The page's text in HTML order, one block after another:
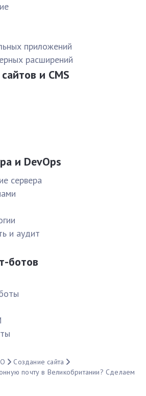
приложений
расширений
и CMS
и DevOps
сервера
и аудит
ботов
Создание сайта
почту в Великобритании? Сделаем